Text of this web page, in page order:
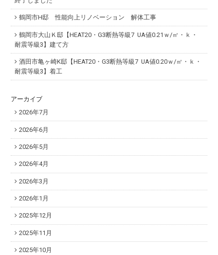
鶴岡市H邸 性能向上リノベーション 解体工事
鶴岡市大山Ｋ邸【HEAT20・G3断熱等級7 UA値0.21ｗ/㎡・ｋ・
耐震等級3】建て方
酒田市亀ヶ崎K邸【HEAT20・G3断熱等級7 UA値0.20ｗ/㎡・ｋ・
耐震等級3】着工
アーカイブ
2026年7月
2026年6月
2026年5月
2026年4月
2026年3月
2026年1月
2025年12月
2025年11月
2025年10月